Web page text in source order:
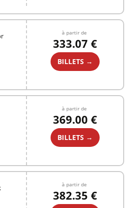
à partir de
333.07 €
BILLETS →
à partir de
369.00 €
BILLETS →
à partir de
382.35 €